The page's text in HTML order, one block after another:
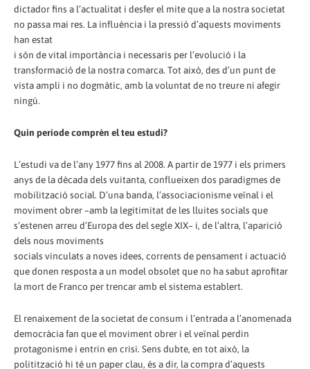
dictador fins a l’actualitat i desfer el mite que a la nostra societat
no passa mai res. La influència i la pressió d’aquests moviments
han estat
i són de vital importància i necessaris per l’evolució i la
transformació de la nostra comarca. Tot això, des d’un punt de
vista ampli i no dogmàtic, amb la voluntat de no treure ni afegir
ningú.
Quin període comprèn el teu estudi?
L’estudi va de l’any 1977 fins al 2008. A partir de 1977 i els primers
anys de la dècada dels vuitanta, conflueixen dos paradigmes de
mobilització social. D’una banda, l’associacionisme veïnal i el
moviment obrer –amb la legitimitat de les lluites socials que
s’estenen arreu d’Europa des del segle XIX– i, de l’altra, l’aparició
dels nous moviments
socials vinculats a noves idees, corrents de pensament i actuació
que donen resposta a un model obsolet que no ha sabut aprofitar
la mort de Franco per trencar amb el sistema establert.
El renaixement de la societat de consum i l’entrada a l’anomenada
democràcia fan que el moviment obrer i el veïnal perdin
protagonisme i entrin en crisi. Sens dubte, en tot això, la
politització hi té un paper clau, és a dir, la compra d’aquests